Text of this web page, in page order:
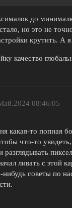
до
но это не
крутить. А
качество
08:46:05
какая-то попная
что-то
разглядывать
ливать с этой
советы по